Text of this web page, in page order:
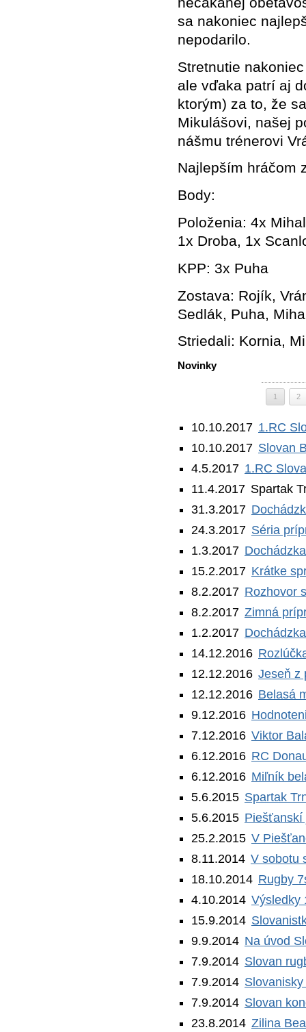
sa nakoniec
nepodarilo.
Stretnutie
ale vďaka patrí aj
ktorým) za to, že
Mikulášovi, našej
nášmu trénerovi
Najlepším hráčom
Body:
Položenia: 4x
1x Droba, 1x
KPP: 3x Puha
Zostava: Rojík,
Sedlák, Puha,
Striedali: Kornia,
Novinky
1 2
10.10.2017 1.RC
10.10.2017 Slovan
4.5.2017 1.RC
11.4.2017 Spartak
31.3.2017
24.3.2017 Séria
1.3.2017
15.2.2017 Krátke
8.2.2017 Rozhovor
8.2.2017 Zimná
1.2.2017
14.12.2016
12.12.2016 Jeseň z
12.12.2016 Belasá
9.12.2016
7.12.2016 Viktor
6.12.2016 RC
6.12.2016 Miľník
5.6.2015 Spartak
5.6.2015 Piešťanskí
25.2.2015 V
8.11.2014 V sobotu
18.10.2014 Rugby
4.10.2014 Výsledky
15.9.2014
9.9.2014 Na úvod
7.9.2014 Slovan
7.9.2014
7.9.2014 Slovan
23.8.2014 Zilina